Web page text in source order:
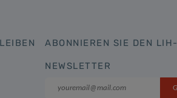
ABONNIEREN SIE DEN LIH-
NEWSLETTER